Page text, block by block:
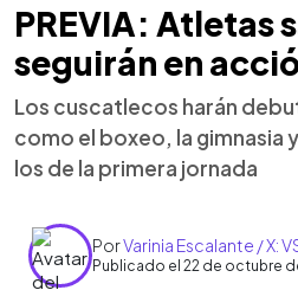
PREVIA: Atletas
seguirán en
Los cuscatlecos harán
como el boxeo, la gimnasia
los de la primera jornada
PorVarinia Escalante / X:
Publicado el 22 de octubre